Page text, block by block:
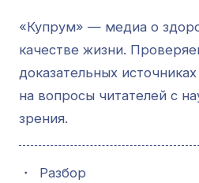
«Купрум» — медиа о
качестве жизни.
доказательных
на вопросы читателей с
зрения.
・ Разбор